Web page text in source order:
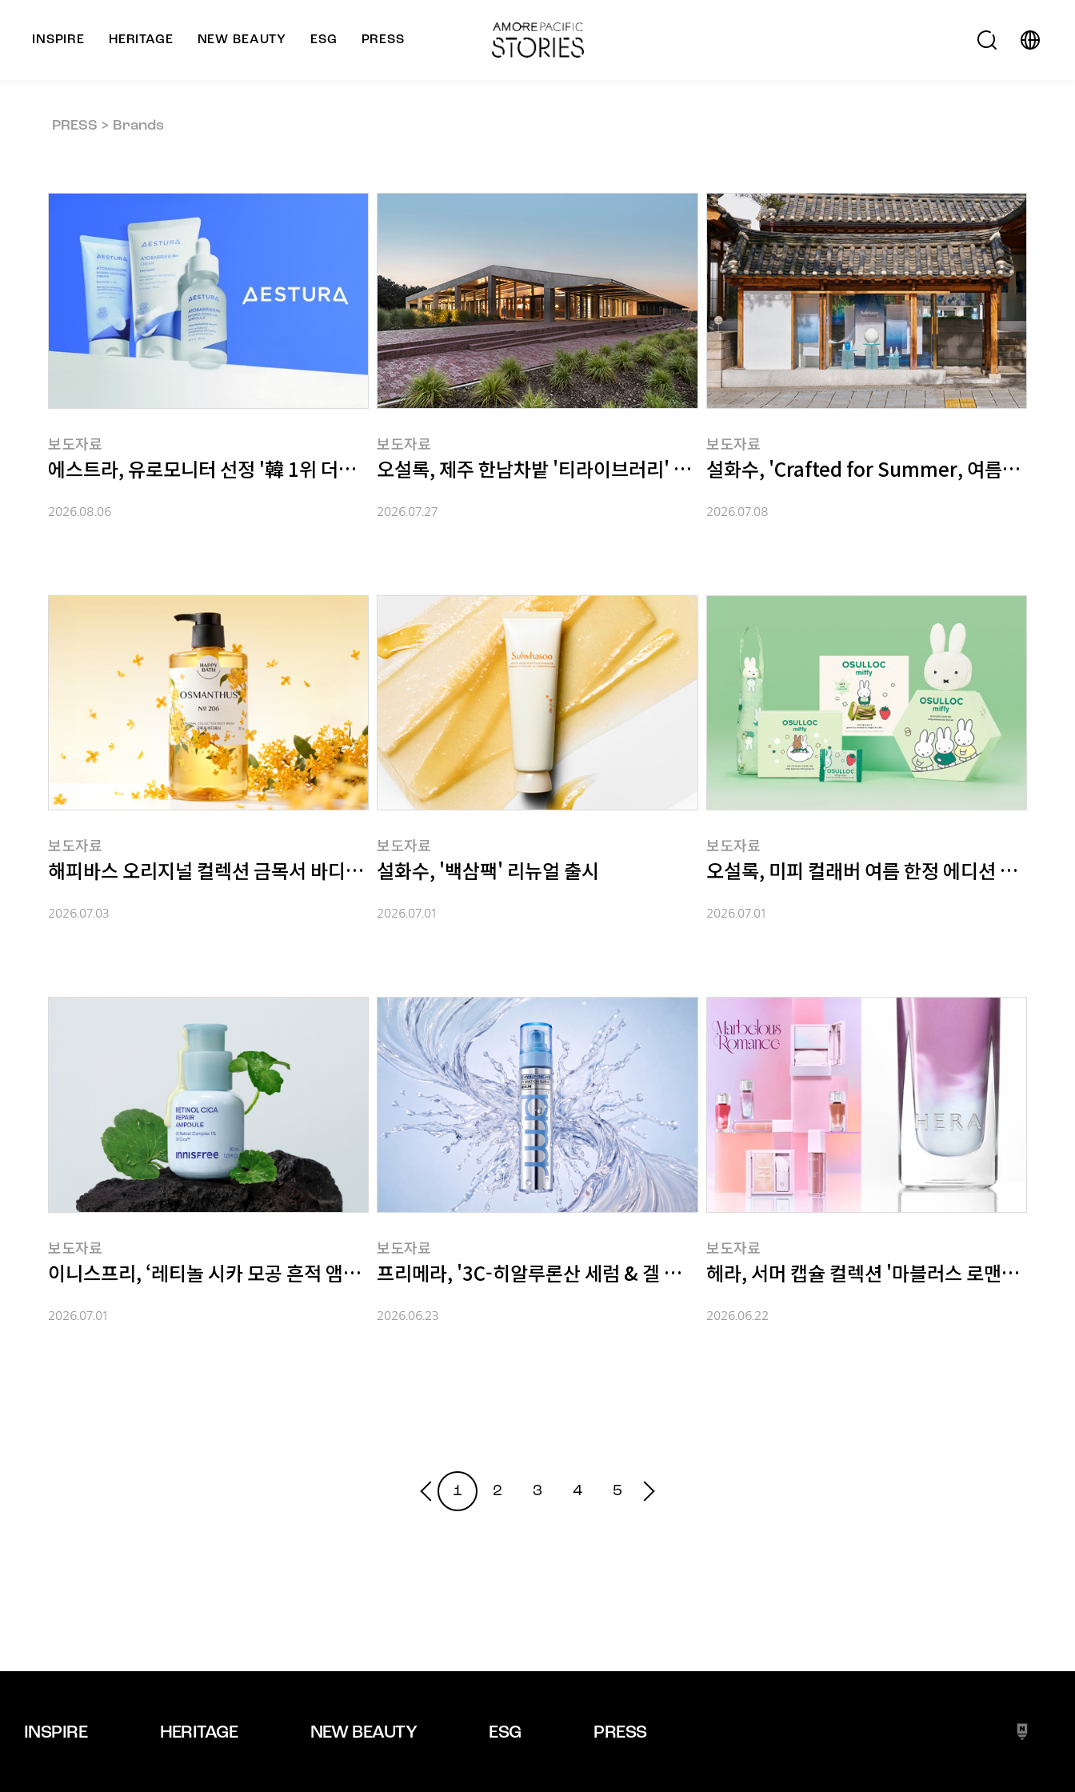
INSPIRE HERITAGE NEW BEAUTY ESG PRESS
PRESS > Brands
보도자료
에스트라, 유로모니터 선정 '韓 1위 더마 스킨케어 브랜드'
2026.08.06
보도자료
오설록, 제주 한남차밭 '티라이브러리' 오픈
2026.07.27
보도자료
설화수, 'Crafted for Summer, 여름의 미학'
2026.07.08
보도자료
해피바스 오리지널 컬렉션 금목서 바디워시 출시
2026.07.03
보도자료
설화수, '백삼팩' 리뉴얼 출시
2026.07.01
보도자료
오설록, 미피 컬래버 여름 한정 에디션 출시
2026.07.01
보도자료
이니스프리, ‘레티놀 시카 모공 흔적 앰플’ 업그레이드 출시
2026.07.01
보도자료
프리메라, '3C-히알루론산 세럼 & 겔 마스크' 출시
2026.06.23
보도자료
헤라, 서머 캡슐 컬렉션 '마블러스 로맨스' 출시
2026.06.22
1 2 3 4 5
HERITAGE
INSPIRE ESG PRESS
NEW BEAUTY